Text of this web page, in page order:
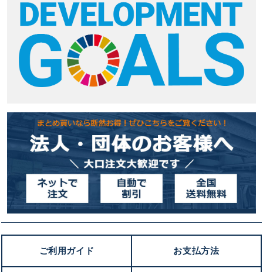
ご利用ガイド お支払方法